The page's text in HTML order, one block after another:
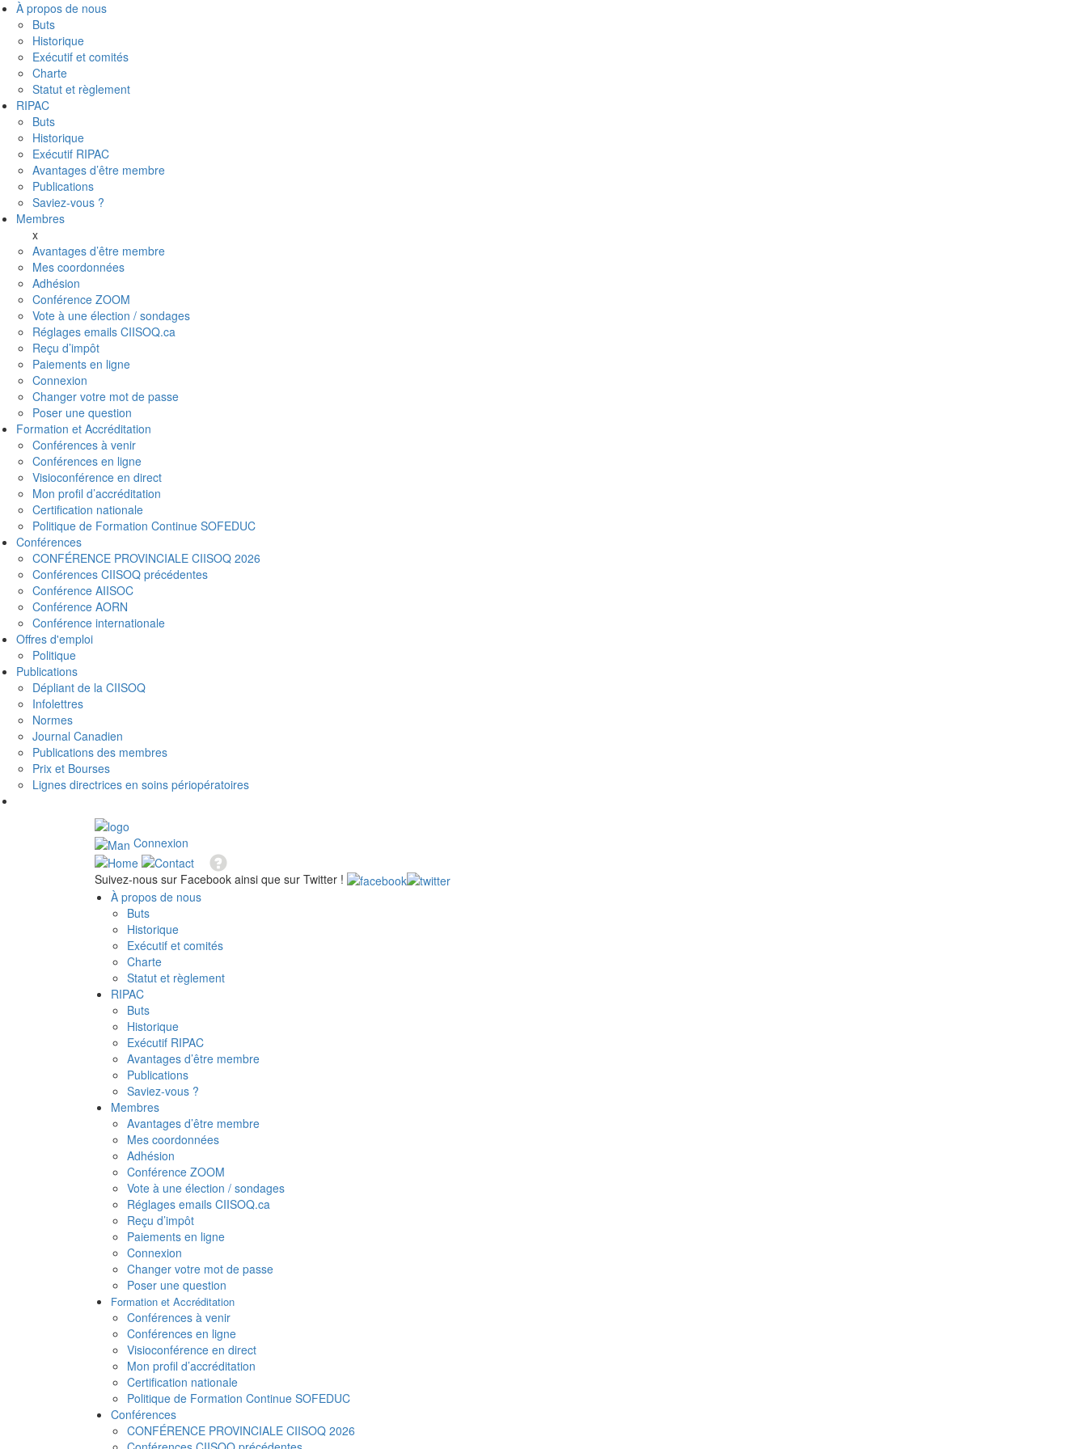
À propos de nous
Buts
Historique
Exécutif et comités
Charte
Statut et règlement
RIPAC
Buts
Historique
Exécutif RIPAC
Avantages d’être membre
Publications
Saviez-vous ?
Membres
x
Avantages d’être membre
Mes coordonnées
Adhésion
Conférence ZOOM
Vote à une élection / sondages
Réglages emails CIISOQ.ca
Reçu d’impôt
Paiements en ligne
Connexion
Changer votre mot de passe
Poser une question
Formation et Accréditation
Conférences à venir
Conférences en ligne
Visioconférence en direct
Mon profil d’accréditation
Certification nationale
Politique de Formation Continue SOFEDUC
Conférences
CONFÉRENCE PROVINCIALE CIISOQ 2026
Conférences CIISOQ précédentes
Conférence AIISOC
Conférence AORN
Conférence internationale
Offres d'emploi
Politique
Publications
Dépliant de la CIISOQ
Infolettres
Normes
Journal Canadien
Publications des membres
Prix et Bourses
Lignes directrices en soins périopératoires
Connexion
Suivez-nous sur Facebook ainsi que sur Twitter !
À propos de nous
Buts
Historique
Exécutif et comités
Charte
Statut et règlement
RIPAC
Buts
Historique
Exécutif RIPAC
Avantages d’être membre
Publications
Saviez-vous ?
Membres
Avantages d’être membre
Mes coordonnées
Adhésion
Conférence ZOOM
Vote à une élection / sondages
Réglages emails CIISOQ.ca
Reçu d’impôt
Paiements en ligne
Connexion
Changer votre mot de passe
Poser une question
Formation et Accréditation
Conférences à venir
Conférences en ligne
Visioconférence en direct
Mon profil d’accréditation
Certification nationale
Politique de Formation Continue SOFEDUC
Conférences
CONFÉRENCE PROVINCIALE CIISOQ 2026